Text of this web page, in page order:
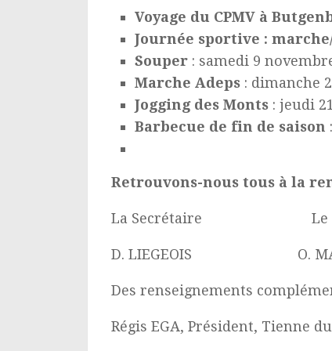
Voyage du CPMV à
Journée sportive :
Souper : samedi 9
Marche Adeps : dimanche
Jogging des Monts : jeudi
Barbecue de fin de saison
Retrouvons-nous tous à la
La Secrétaire
D. LIEGEOIS
Des renseignements
Régis EGA, Président, Tienne